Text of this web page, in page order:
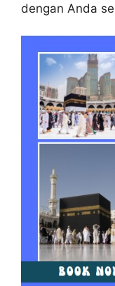
dengan Anda